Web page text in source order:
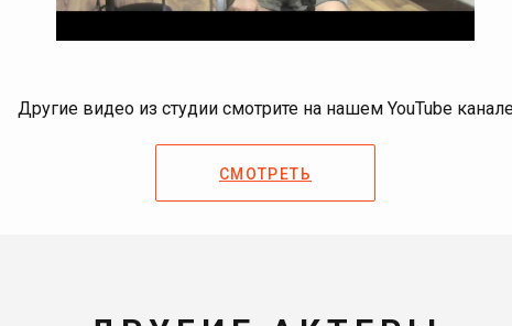
Другие видео из студии смотрите на нашем YouTube
СМОТРЕТЬ